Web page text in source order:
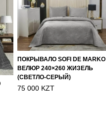
ПОКРЫВАЛО SOFI DE MARKO
ВЕЛЮР 240×260 ЖИЗЕЛЬ
(СВЕТЛО-СЕРЫЙ)
75 000 KZT